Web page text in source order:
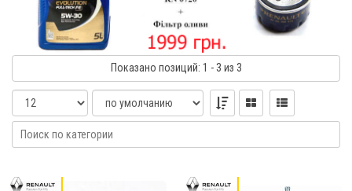
Показано позиций: 1 - 3 из 3